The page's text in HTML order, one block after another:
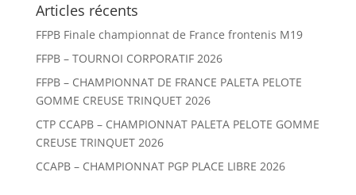
Articles récents
FFPB Finale championnat de France frontenis M19
FFPB – TOURNOI CORPORATIF 2026
FFPB – CHAMPIONNAT DE FRANCE PALETA PELOTE
GOMME CREUSE TRINQUET 2026
CTP CCAPB – CHAMPIONNAT PALETA PELOTE GOMME
CREUSE TRINQUET 2026
CCAPB – CHAMPIONNAT PGP PLACE LIBRE 2026